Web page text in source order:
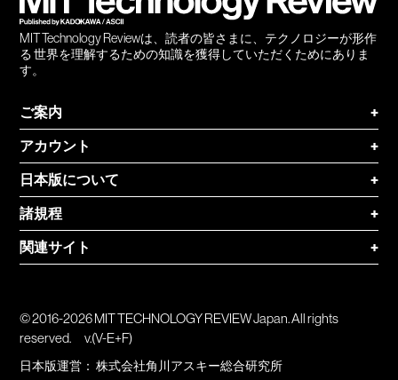
MIT Technology Reviewは、読者の皆さまに、テクノロジーが形作
る 世界を理解するための知識を獲得していただくためにありま
す。
ご案内
+
アカウント
+
日本版について
+
諸規程
+
関連サイト
+
© 2016-2026 MIT TECHNOLOGY REVIEW Japan. All rights
reserved.
v.(V-E+F)
日本版運営：株式会社角川アスキー総合研究所